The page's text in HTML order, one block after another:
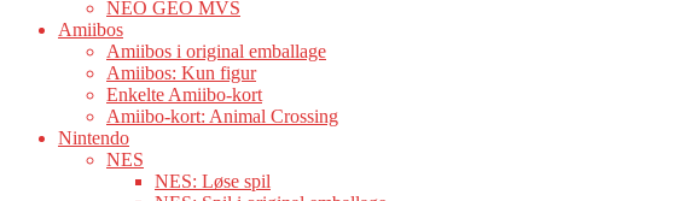
NEO GEO MVS
Amiibos
Amiibos i original emballage
Amiibos: Kun figur
Enkelte Amiibo-kort
Amiibo-kort: Animal Crossing
Nintendo
NES
NES: Løse spil